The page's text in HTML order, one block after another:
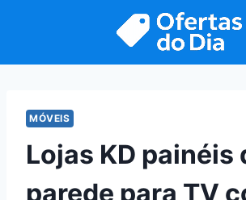
MÓVEIS
Lojas KD painéis
parede para TV